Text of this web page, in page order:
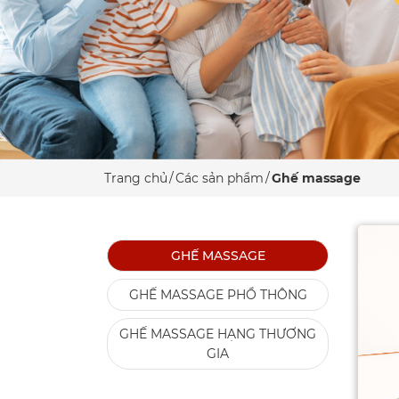
Trang chủ Các sản phẩm Ghế massage
GHẾ MASSAGE
GHẾ MASSAGE PHỔ THÔNG
GHẾ MASSAGE HẠNG THƯƠNG
GIA